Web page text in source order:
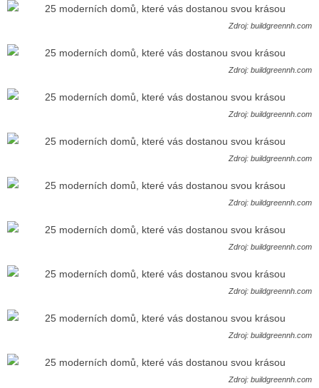
Zdroj: buildgreennh.com
Zdroj: buildgreennh.com
Zdroj: buildgreennh.com
Zdroj: buildgreennh.com
Zdroj: buildgreennh.com
Zdroj: buildgreennh.com
Zdroj: buildgreennh.com
Zdroj: buildgreennh.com
Zdroj: buildgreennh.com